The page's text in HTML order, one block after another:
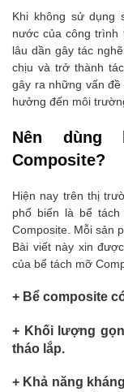
Khi không sử dụng
nước của công
lâu dần gây tác
chịu và trở thành
gây ra những vấn
hưởng đến môi
Nên dùng
Composite?
Hiện nay trên thị
phổ biến là bể
Composite. Mỗi sản
Bài viết này xin
của bể tách mỡ
+ Bể composite
+ Khối lượng
tháo lắp.
+ Khả năng